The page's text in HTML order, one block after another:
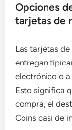
Opciones
tarjetas de
Las tarjetas
entregan
electrónico o
Esto significa
compra, el
Coins casi de